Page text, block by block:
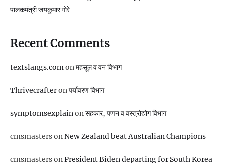
पालकमंत्री जयकुमार गोरे
Recent Comments
textslangs.comonमहसूल व वन विभाग
Thrivecrafteronपर्यावरण विभाग
symptomsexplainonसहकार, पणन व वस्‍त्रोद्योग विभाग
cmsmastersonNew Zealand beat Australian Champions
cmsmastersonPresident Biden departing for South Korea